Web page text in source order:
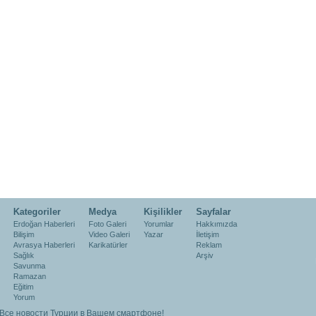
Kategoriler
Erdoğan Haberleri
Bilişim
Avrasya Haberleri
Sağlık
Savunma
Ramazan
Eğitim
Yorum
Medya
Foto Galeri
Video Galeri
Karikatürler
Kişilikler
Yorumlar
Yazar
Sayfalar
Hakkımızda
İletişim
Reklam
Arşiv
Все новости Турции в Вашем смартфоне!